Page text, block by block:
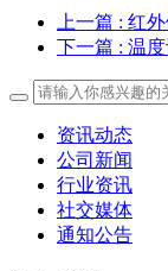
上一篇 : 红
下一篇 : 温
资讯动态
公司新闻
行业资讯
社交媒体
通知公告